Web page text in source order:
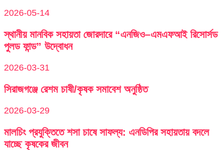
2026-05-14
স্থানীয় মানবিক সহায়তা জোরদারে “এনজিও–এমএফআই রিসোর্সড
পুলড ফান্ড” উদ্বোধন
2026-03-31
সিরাজগঞ্জে রেশম চাষী/কৃষক সমাবেশ অনুষ্ঠিত
2026-03-29
মালচিং প্রযুক্তিতে শসা চাষে সাফল্য: এনডিপির সহায়তায় বদলে
যাচ্ছে কৃষকের জীবন